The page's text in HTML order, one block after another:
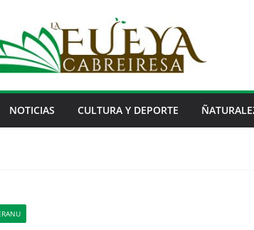
NOTICIAS CULTURA Y DEPORTE